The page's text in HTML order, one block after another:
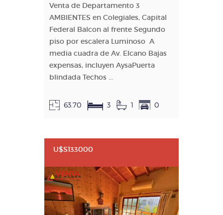
Venta de Departamento 3
AMBIENTES en Colegiales, Capital
Federal Balcon al frente Segundo
piso por escalera Luminoso A
media cuadra de Av. Elcano Bajas
expensas, incluyen AysaPuerta
blindada Techos ...
63.70 3 1 0
U$S133000
VENTA